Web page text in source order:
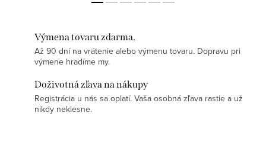
Výmena tovaru zdarma.
Až 90 dní na vrátenie alebo výmenu tovaru. Dopravu pri
výmene hradíme my.
Doživotná zľava na nákupy
Registrácia u nás sa oplatí. Vaša osobná zľava rastie a už
nikdy neklesne.